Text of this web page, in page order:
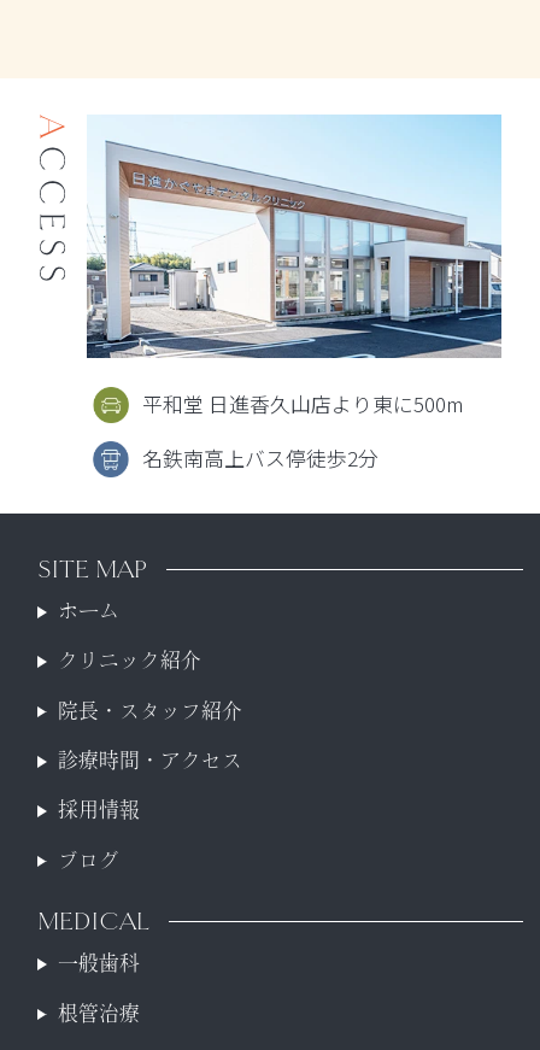
平和堂 日進香久山店より東に500m
名鉄南高上バス停徒歩2分
SITE MAP
ホーム
クリニック紹介
院長・スタッフ紹介
診療時間・アクセス
採用情報
ブログ
MEDICAL
一般歯科
根管治療